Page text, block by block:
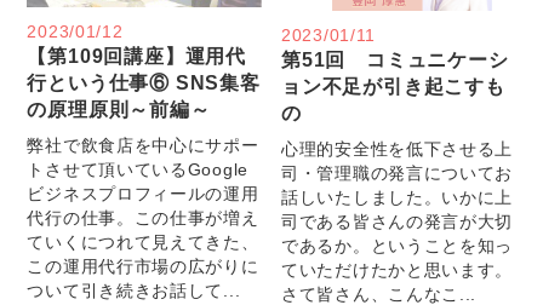
2023/01/12
【第109回講座】運用代
行という仕事⑥ SNS集客
の原理原則～前編～
弊社で飲食店を中心にサポー
トさせて頂いているGoogle
ビジネスプロフィールの運用
代行の仕事。この仕事が増え
ていくにつれて見えてきた、
この運用代行市場の広がりに
ついて引き続きお話して...
2023/01/11
第51回 コミュニケーシ
ョン不足が引き起こすも
の
心理的安全性を低下させる上
司・管理職の発言についてお
話しいたしました。いかに上
司である皆さんの発言が大切
であるか。ということを知っ
ていただけたかと思います。
さて皆さん、こんなこ...